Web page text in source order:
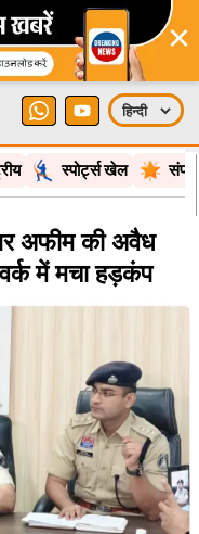
×
स्पोर्ट्स खेल
अफीम की अवैध
में मचा हड़कंप